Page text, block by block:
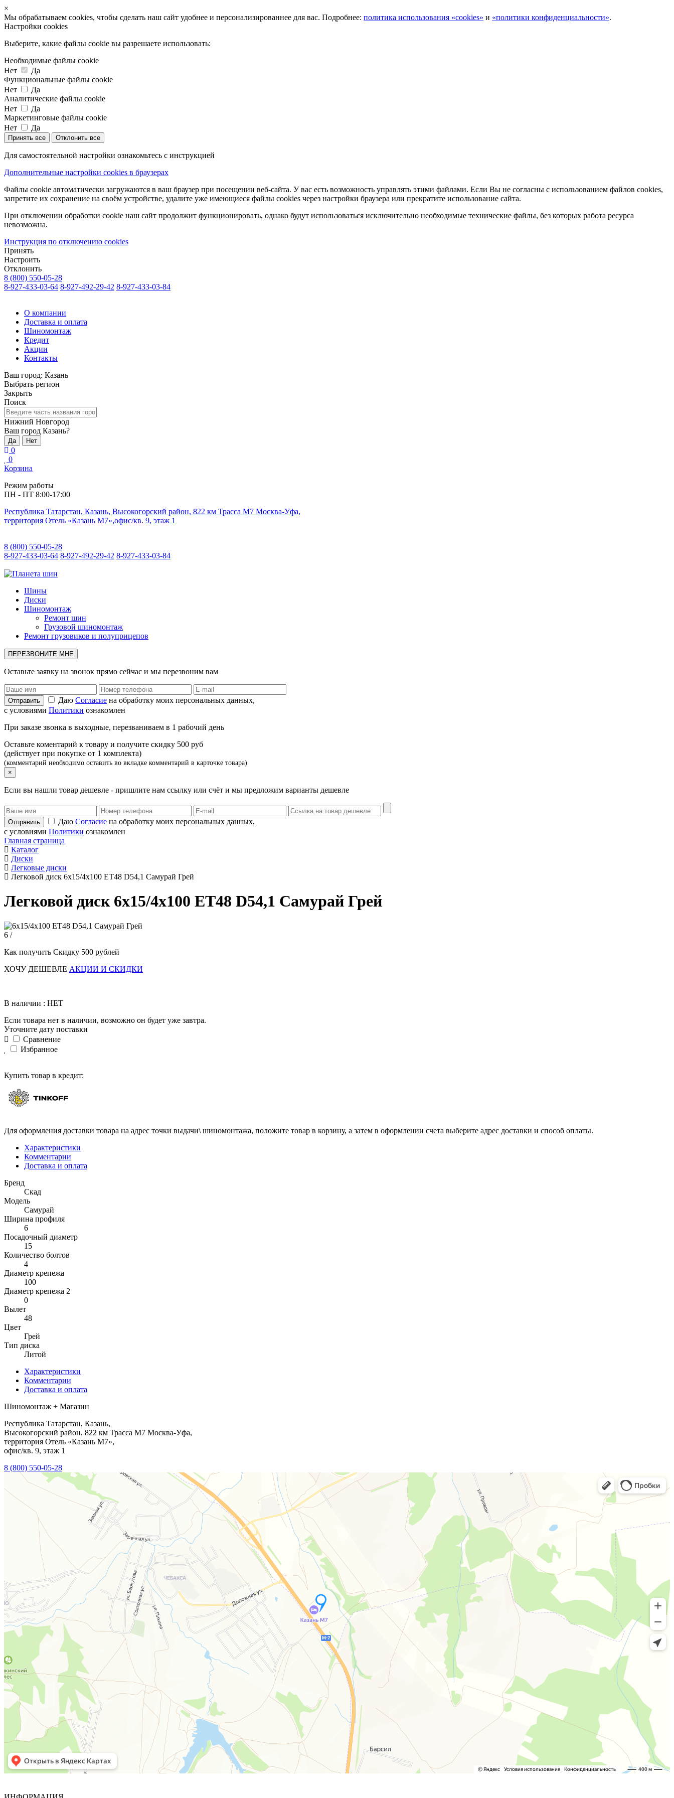
×
Мы обрабатываем cookies, чтобы сделать наш сайт удобнее и персонализированнее для вас. Подробнее: политика использования «cookies» и «политики конфиденциальности».
Настройки cookies
Выберите, какие файлы cookie вы разрешаете использовать:
Необходимые файлы cookie
Нет
Да
Функциональные файлы cookie
Нет
Да
Аналитические файлы cookie
Нет
Да
Маркетинговые файлы cookie
Нет
Да
Принять все Отклонить все
Для самостоятельной настройки ознакомьтесь с инструкцией
Дополнительные настройки cookies в браузерах
Файлы cookie автоматически загружаются в ваш браузер при посещении веб-сайта. У вас есть возможность управлять этими файлами. Если Вы не согласны с использованием файлов cookies,
запретите их сохранение на своём устройстве, удалите уже имеющиеся файлы cookies через настройки браузера или прекратите использование сайта.
При отключении обработки cookie наш сайт продолжит функционировать, однако будут использоваться исключительно необходимые технические файлы, без которых работа ресурса
невозможна.
Инструкция по отключению cookies
Принять
Настроить
Отклонить
8 (800) 550-05-28
8-927-433-03-64 8-927-492-29-42 8-927-433-03-84
О компании
Доставка и оплата
Шиномонтаж
Кредит
Акции
Контакты
Ваш город: Казань
Выбрать регион
Закрыть
Поиск
Нижний Новгород
Ваш город Казань?
Да Нет
0
0
Корзина
Режим работы
ПН - ПТ 8:00-17:00
Республика Татарстан, Казань, Высокогорский район, 822 км Трасса М7 Москва-Уфа,
территория Отель «Казань М7»,офис/кв. 9, этаж 1
8 (800) 550-05-28
8-927-433-03-64 8-927-492-29-42 8-927-433-03-84
Шины
Диски
Шиномонтаж
Ремонт шин
Грузовой шиномонтаж
Ремонт грузовиков и полуприцепов
ПЕРЕЗВОНИТЕ МНЕ
Оставьте заявку на звонок прямо сейчас и мы перезвоним вам
Даю Согласие на обработку моих персональных данных,
с условиями Политики ознакомлен
При заказе звонка в выходные, перезваниваем в 1 рабочий день
Оставьте коментарий к товару и получите скидку 500 руб
(действует при покупке от 1 комплекта)
(комментарий необходимо оставить во вкладке комментарий в карточке товара)
×
Если вы нашли товар дешевле - пришлите нам ссылку или счёт и мы предложим варианты дешевле
Даю Согласие на обработку моих персональных данных,
с условиями Политики ознакомлен
Главная страница
Каталог
Диски
Легковые диски
Легковой диск 6x15/4x100 ET48 D54,1 Самурай Грей
Легковой диск 6x15/4x100 ET48 D54,1 Самурай Грей
6 /
Как получить Скидку 500 рублей
ХОЧУ ДЕШЕВЛЕ АКЦИИ И СКИДКИ
В наличии : НЕТ
Если товара нет в наличии, возможно он будет уже завтра.
Уточните дату поставки
Сравнение
Избранное
Купить товар в кредит:
Для оформления доставки товара на адрес точки выдачи\ шиномонтажа, положите товар в корзину, а затем в оформлении счета выберите адрес доставки и способ оплаты.
Характеристики
Комментарии
Доставка и оплата
Бренд
Скад
Модель
Самурай
Ширина профиля
6
Посадочный диаметр
15
Количество болтов
4
Диаметр крепежа
100
Диаметр крепежа 2
0
Вылет
48
Цвет
Грей
Тип диска
Литой
Характеристики
Комментарии
Доставка и оплата
Шиномонтаж + Магазин
Республика Татарстан, Казань,
Высокогорский район, 822 км Трасса М7 Москва-Уфа,
территория Отель «Казань М7»,
офис/кв. 9, этаж 1
8 (800) 550-05-28